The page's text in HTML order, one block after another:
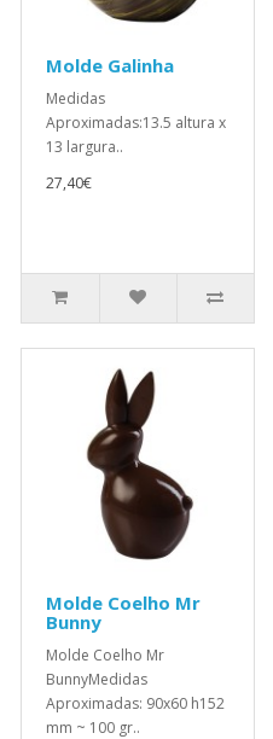
Molde Galinha
Medidas
Aproximadas:13.5 altura x
13 largura..
27,40€
Molde Coelho Mr
Bunny
Molde Coelho Mr
BunnyMedidas
Aproximadas: 90x60 h152
mm ~ 100 gr..